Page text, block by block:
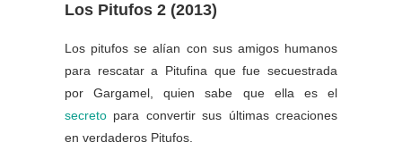
Los Pitufos 2 (2013)
Los pitufos se alían con sus amigos humanos
para rescatar a Pitufina que fue secuestrada
por Gargamel, quien sabe que ella es el
secreto para convertir sus últimas creaciones
en verdaderos Pitufos.